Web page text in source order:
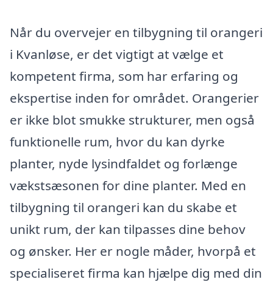
Når du overvejer en tilbygning til orangeri
i Kvanløse, er det vigtigt at vælge et
kompetent firma, som har erfaring og
ekspertise inden for området. Orangerier
er ikke blot smukke strukturer, men også
funktionelle rum, hvor du kan dyrke
planter, nyde lysindfaldet og forlænge
vækstsæsonen for dine planter. Med en
tilbygning til orangeri kan du skabe et
unikt rum, der kan tilpasses dine behov
og ønsker. Her er nogle måder, hvorpå et
specialiseret firma kan hjælpe dig med din